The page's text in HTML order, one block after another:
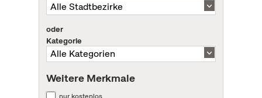
oder
Kategorie
Weitere Merkmale